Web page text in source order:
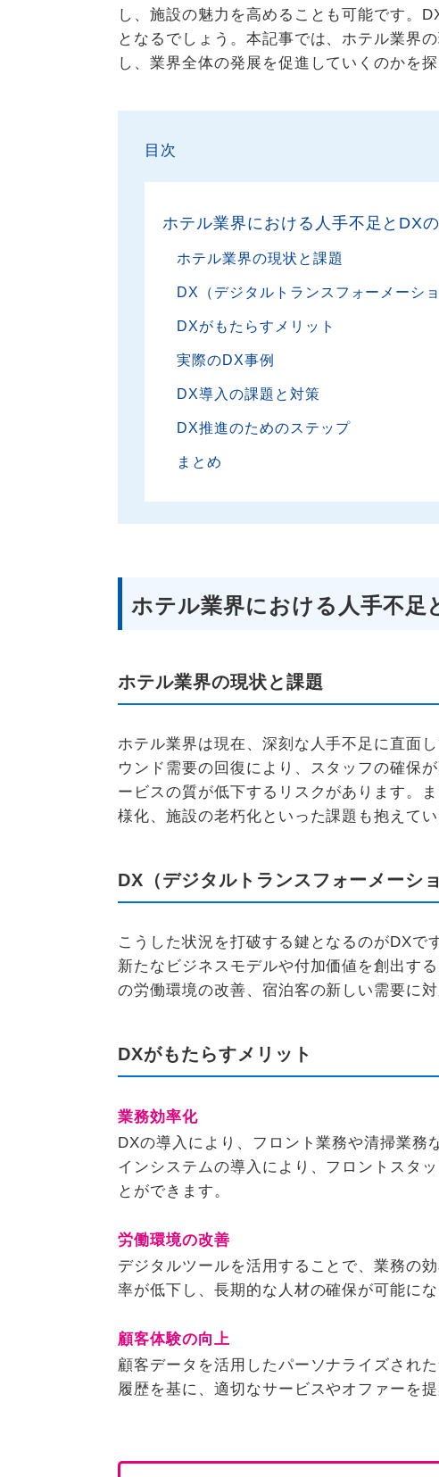
し、施設の魅力を高めることも可能です。
となるでしょう。本記事では、ホテル業界
し、業界全体の発展を促進していくのかを探
目次
ホテル業界における人手不足とDX
ホテル業界の現状と課題
DX（デジタルトランスフォーメーシ
DXがもたらすメリット
実際のDX事例
DX導入の課題と対策
DX推進のためのステップ
まとめ
ホテル業界における人手不足
ホテル業界の現状と課題
ホテル業界は現在、深刻な人手不足に直面
ウンド需要の回復により、スタッフの確保
ービスの質が低下するリスクがあります。
様化、施設の老朽化といった課題も抱えてい
DX（デジタルトランスフォーメーシ
こうした状況を打破する鍵となるのがDXで
新たなビジネスモデルや付加価値を創出す
の労働環境の改善、宿泊客の新しい需要に
DXがもたらすメリット
業務効率化
DXの導入により、フロント業務や清掃業務
インシステムの導入により、フロントスタ
とができます。
労働環境の改善
デジタルツールを活用することで、業務の
率が低下し、長期的な人材の確保が可能にな
顧客体験の向上
顧客データを活用したパーソナライズされ
履歴を基に、適切なサービスやオファーを